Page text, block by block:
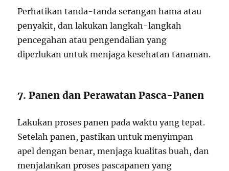
Perhatikan tanda-tanda serangan hama atau
penyakit, dan lakukan langkah-langkah
pencegahan atau pengendalian yang
diperlukan untuk menjaga kesehatan tanaman.
7. Panen dan Perawatan Pasca-Panen
Lakukan proses panen pada waktu yang tepat.
Setelah panen, pastikan untuk menyimpan
apel dengan benar, menjaga kualitas buah, dan
menjalankan proses pascapanen yang